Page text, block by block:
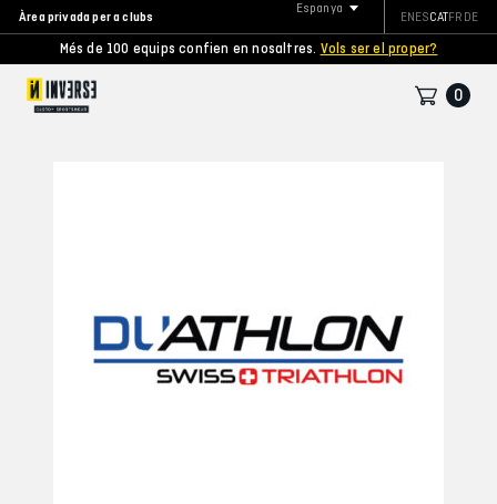
Àrea privada per a clubs
Més de 100 equips confien en nosaltres. Vols ser el proper?
Espanya
ENESCATFR DE
0